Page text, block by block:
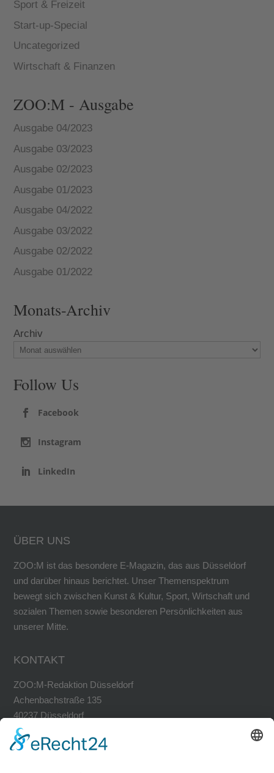
Sport & Freizeit
Start-up-Special
Uncategorized
Wirtschaft & Finanzen
ZOO:M - Ausgabe
Ausgabe 04/2023
Ausgabe 03/2023
Ausgabe 02/2023
Ausgabe 01/2023
Ausgabe 04/2022
Ausgabe 03/2022
Ausgabe 02/2022
Ausgabe 01/2022
Monats-Archiv
Archiv
Follow Us
Facebook
Instagram
LinkedIn
ÜBER UNS
ZOO:M ist das besondere E-Magazin, das aus Düsseldorf
und darüber hinaus berichtet. Unser Themenspektrum
bewegt sich zwischen Kunst & Kultur, Sport, Wirtschaft und
sozialen Themen sowie besonderen Persönlichkeiten aus
unserer Mitte.
KONTAKT
ZOO:M-Redaktion Düsseldorf
Achenbachstraße 135
40237 Düsseldorf
Tel. 0211-30200741
Fax 0211-30200749